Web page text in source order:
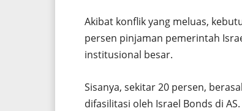
Akibat konflik yang meluas,
persen pinjaman pemerintah
institusional besar.
Sisanya, sekitar 20 persen,
difasilitasi oleh Israel Bonds di AS.